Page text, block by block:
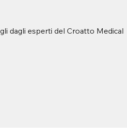
dagli esperti del Croatto Medical